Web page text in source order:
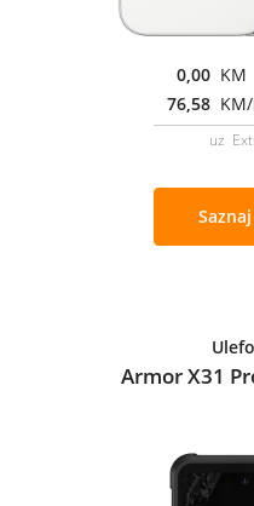
0,00 KM
76,58
uz
Armor X31